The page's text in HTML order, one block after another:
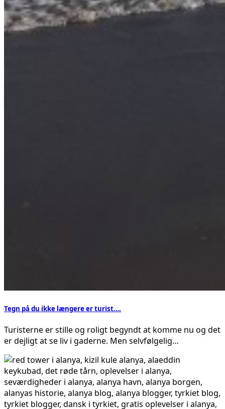
Tegn på du ikke længere er turist….
Turisterne er stille og roligt begyndt at komme nu og det
er dejligt at se liv i gaderne. Men selvfølgelig…